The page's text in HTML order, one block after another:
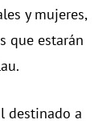
y mujeres,
que estarán
destinado a